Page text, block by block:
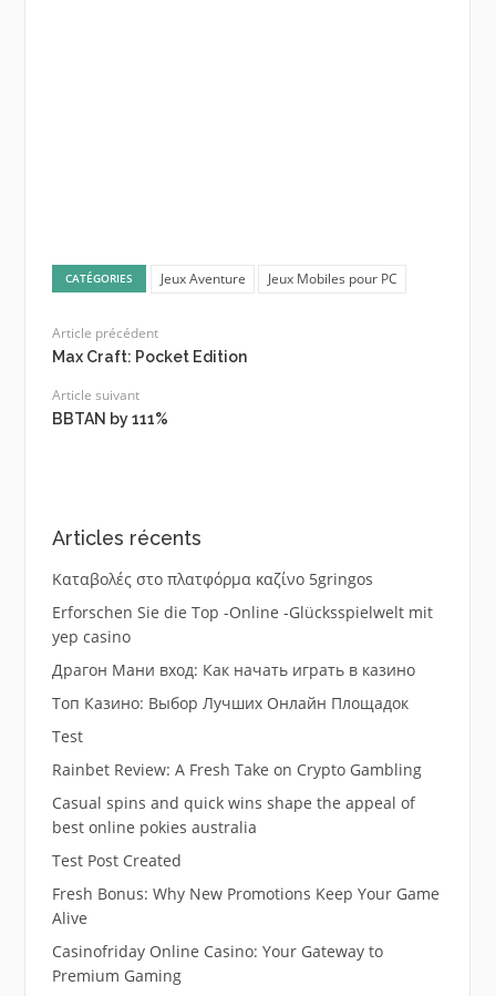
CATÉGORIES Jeux Aventure Jeux Mobiles pour PC
Article précédent
Max Craft: Pocket Edition
Article suivant
BBTAN by 111%
Articles récents
Καταβολές στο πλατφόρμα καζίνο 5gringos
Erforschen Sie die Top -Online -Glücksspielwelt mit
yep casino
Драгон Мани вход: Как начать играть в казино
Топ Казино: Выбор Лучших Онлайн Площадок
Test
Rainbet Review: A Fresh Take on Crypto Gambling
Casual spins and quick wins shape the appeal of
best online pokies australia
Test Post Created
Fresh Bonus: Why New Promotions Keep Your Game
Alive
Casinofriday Online Casino: Your Gateway to
Premium Gaming